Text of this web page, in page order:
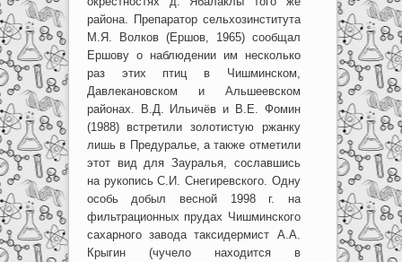
района. Препаратор сельхозинститута
М.Я. Волков (Ершов, 1965) сообщал
Ершову о наблюдении им несколько
раз этих птиц в Чишминском,
Давлекановском и Альшеевском
районах. В.Д. Ильичёв и В.Е. Фомин
(1988) встретили золотистую ржанку
лишь в Предуралье, а также отметили
этот вид для Зауралья, сославшись
на рукопись С.И. Снегиревского. Одну
особь добыл весной 1998 г. на
фильтрационных прудах Чишминского
сахарного завода таксидермист А.А.
Крыгин (чучело находится в